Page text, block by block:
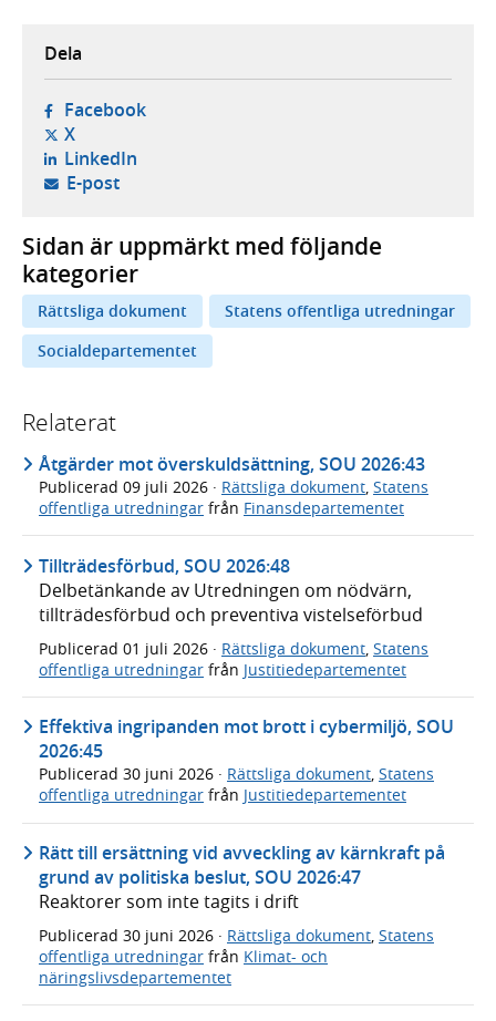
Dela
Facebook- öppnas i ny flik, extern webbplats,
X- öppnas i ny flik, extern webbplats,
LinkedIn- öppnas i ny flik, extern webbplats,
E-post- öppnar din e-postklient,
Sidan är uppmärkt med följande
kategorier
Rättsliga dokument
Statens offentliga utredningar
Socialdepartementet
Relaterat
Åtgärder mot överskuldsättning, SOU 2026:43
Publicerad 09 juli 2026 · Rättsliga dokument, Statens
offentliga utredningar från Finansdepartementet
Tillträdesförbud, SOU 2026:48
Delbetänkande av Utredningen om nödvärn,
tillträdesförbud och preventiva vistelseförbud
Publicerad 01 juli 2026 · Rättsliga dokument Statens
offentliga utredningar från Justitiedepartementet
Effektiva ingripanden mot brott i cybermiljö, SOU
2026:45
Publicerad 30 juni 2026 · Rättsliga dokument, Statens
offentliga utredningar från Justitiedepartementet
Rätt till ersättning vid avveckling av kärnkraft på
grund av politiska beslut, SOU 2026:47
Reaktorer som inte tagits i drift
Publicerad 30 juni 2026 · Rättsliga dokument, Statens
offentliga utredningar från Klimat- och
näringslivsdepartementet